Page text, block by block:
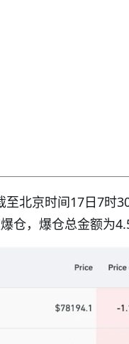
北京时间17日7时
仓，爆仓总金额为